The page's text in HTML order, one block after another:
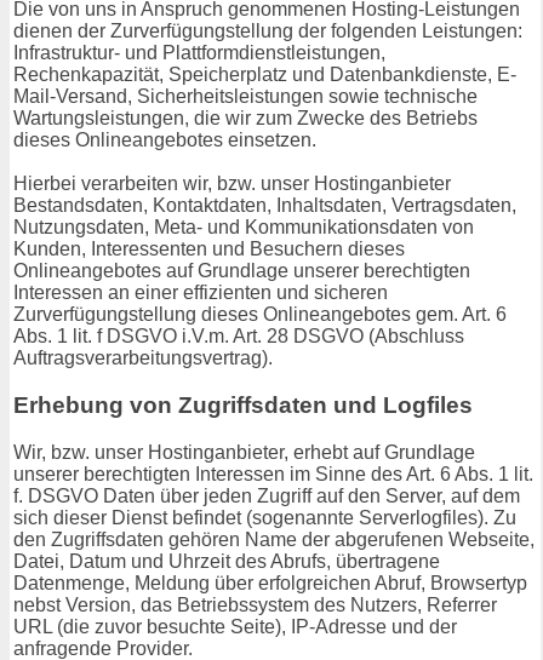
Die von uns in Anspruch genommenen Hosting-Leistungen
dienen der Zurverfügungstellung der folgenden Leistungen:
Infrastruktur- und Plattformdienstleistungen,
Rechenkapazität, Speicherplatz und Datenbankdienste, E-
Mail-Versand, Sicherheitsleistungen sowie technische
Wartungsleistungen, die wir zum Zwecke des Betriebs
dieses Onlineangebotes einsetzen.
Hierbei verarbeiten wir, bzw. unser Hostinganbieter
Bestandsdaten, Kontaktdaten, Inhaltsdaten, Vertragsdaten,
Nutzungsdaten, Meta- und Kommunikationsdaten von
Kunden, Interessenten und Besuchern dieses
Onlineangebotes auf Grundlage unserer berechtigten
Interessen an einer effizienten und sicheren
Zurverfügungstellung dieses Onlineangebotes gem. Art. 6
Abs. 1 lit. f DSGVO i.V.m. Art. 28 DSGVO (Abschluss
Auftragsverarbeitungsvertrag).
Erhebung von Zugriffsdaten und Logfiles
Wir, bzw. unser Hostinganbieter, erhebt auf Grundlage
unserer berechtigten Interessen im Sinne des Art. 6 Abs. 1 lit.
f. DSGVO Daten über jeden Zugriff auf den Server, auf dem
sich dieser Dienst befindet (sogenannte Serverlogfiles). Zu
den Zugriffsdaten gehören Name der abgerufenen Webseite,
Datei, Datum und Uhrzeit des Abrufs, übertragene
Datenmenge, Meldung über erfolgreichen Abruf, Browsertyp
nebst Version, das Betriebssystem des Nutzers, Referrer
URL (die zuvor besuchte Seite), IP-Adresse und der
anfragende Provider.